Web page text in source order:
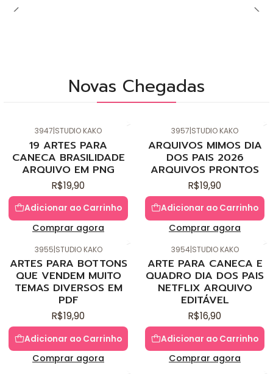
Novas Chegadas
3947|STUDIO KAKO
19 ARTES PARA
CANECA BRASILIDADE
ARQUIVO EM PNG
R$19,90
Adicionar ao Carrinho
Comprar agora
3957|STUDIO KAKO
ARQUIVOS MIMOS DIA
DOS PAIS 2026
ARQUIVOS PRONTOS
R$19,90
Adicionar ao Carrinho
Comprar agora
3955|STUDIO KAKO
ARTES PARA BOTTONS
QUE VENDEM MUITO
TEMAS DIVERSOS EM
PDF
R$19,90
Adicionar ao Carrinho
Comprar agora
3954|STUDIO KAKO
ARTE PARA CANECA E
QUADRO DIA DOS PAIS
NETFLIX ARQUIVO
EDITÁVEL
R$16,90
Adicionar ao Carrinho
Comprar agora